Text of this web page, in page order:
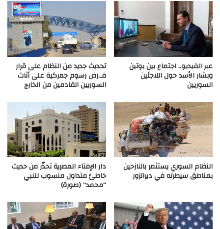
عبر الفيديو.. اجتماع بين بوتين
وبشار الأسد حول اللاجئين
السوريين
تحديث جديد من النظام على قرار
فـ.رض رسوم جمركية على أثاث
السوريين القادمين من الخارج
النظام السوري يستثمر بالنازحين
بمناطق سيطرته في ديرالزور
دار الإفتاء المصرية تحذّر من حديث
خاطئ متداول منسوب للنبي
“محمد” (صورة)